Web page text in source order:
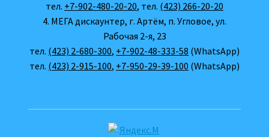
тел. +7-902-480-20-20, тел. (423) 266-20-20
4. МЕГА дискаунтер, г. Артём, п. Угловое, ул.
Рабочая 2-я, 23
тел. (423) 2-680-300, +7-902-48-333-58 (WhatsApp)
тел. (423) 2-915-100, +7-950-29-39-100 (WhatsApp)